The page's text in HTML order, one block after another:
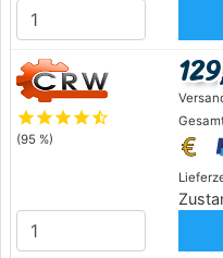
starstarstarstarstar_half
(95 %)